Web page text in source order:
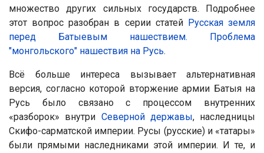
множество других сильных государств. Подробнее
этот вопрос разобран в серии статей Русская земля
перед Батыевым нашествием. Проблема
"монгольского" нашествия на Русь.
Всё больше интереса вызывает альтернативная
версия, согласно которой вторжение армии Батыя на
Русь было связано с процессом внутренних
«разборок» внутри Северной державы, наследницы
Скифо-сарматской империи. Русы (русские) и «татары»
были прямыми наследниками этой империи. И те, и